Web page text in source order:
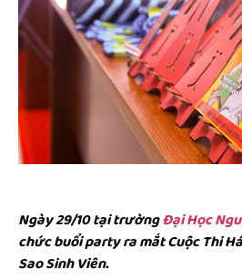
Ngày 29/10 tại trườngĐại Học
chức buổi party ra mắt Cuộc Thi
Sao Sinh Viên.